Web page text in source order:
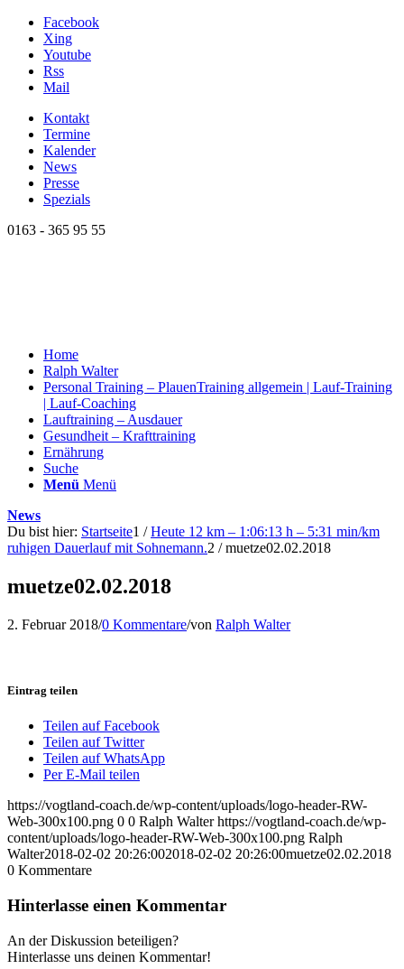
Facebook
Xing
Youtube
Rss
Mail
Kontakt
Termine
Kalender
News
Presse
Spezials
0163 - 365 95 55
Home
Ralph Walter
Personal Training – PlauenTraining allgemein | Lauf-Training
| Lauf-Coaching
Lauftraining – Ausdauer
Gesundheit – Krafttraining
Ernährung
Suche
Menü Menü
News
Du bist hier: Startseite1 / Heute 12 km – 1:06:13 h – 5:31 min/km
ruhigen Dauerlauf mit Sohnemann.2 / muetze02.02.2018
muetze02.02.2018
2. Februar 2018/0 Kommentare/von Ralph Walter
Eintrag teilen
Teilen auf Facebook
Teilen auf Twitter
Teilen auf WhatsApp
Per E-Mail teilen
https://vogtland-coach.de/wp-content/uploads/logo-header-RW-
Web-300x100.png 0 0 Ralph Walter https://vogtland-coach.de/wp-
content/uploads/logo-header-RW-Web-300x100.png Ralph
Walter2018-02-02 20:26:002018-02-02 20:26:00muetze02.02.2018
0 Kommentare
Hinterlasse einen Kommentar
An der Diskussion beteiligen?
Hinterlasse uns deinen Kommentar!